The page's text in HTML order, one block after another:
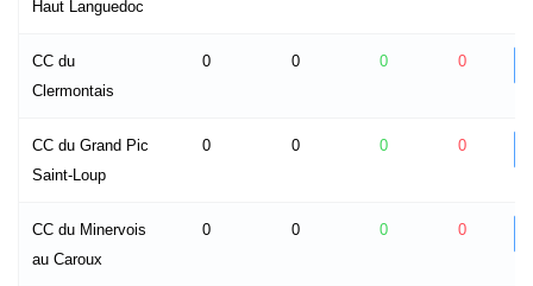
Haut Languedoc
CC du
Clermontais
0 0 0 0
CC du Grand Pic
Saint-Loup
0 0 0 0
CC du Minervois
au Caroux
0 0 0 0